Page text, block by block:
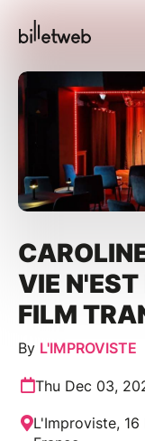
VIE N'EST
FILM
By L'IMPROVISTE
Thu Dec 03,
L'Improviste,